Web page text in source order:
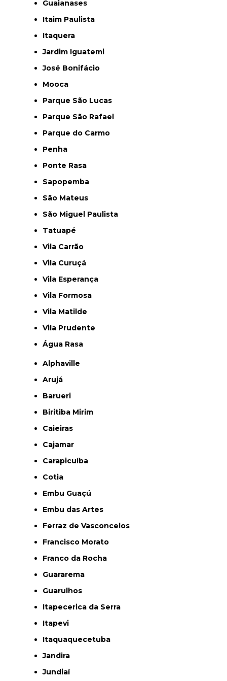
Guaianases
Itaim Paulista
Itaquera
Jardim Iguatemi
José Bonifácio
Mooca
Parque São Lucas
Parque São Rafael
Parque do Carmo
Penha
Ponte Rasa
Sapopemba
São Mateus
São Miguel Paulista
Tatuapé
Vila Carrão
Vila Curuçá
Vila Esperança
Vila Formosa
Vila Matilde
Vila Prudente
Água Rasa
Alphaville
Arujá
Barueri
Biritiba Mirim
Caieiras
Cajamar
Carapicuíba
Cotia
Embu Guaçú
Embu das Artes
Ferraz de Vasconcelos
Francisco Morato
Franco da Rocha
Guararema
Guarulhos
Itapecerica da Serra
Itapevi
Itaquaquecetuba
Jandira
Jundiaí